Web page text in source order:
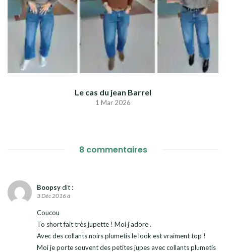
Le cas du jean Barrel
1 Mar 2026
8 commentaires
Boopsydit :
3 Déc 2016 à
Coucou
To short fait très jupette ! Moi j’adore .
Avec des collants noirs plumetis le look est vraiment top !
Moi je porte souvent des petites jupes avec collants plumetis